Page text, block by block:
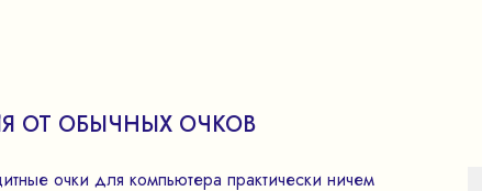
ОТ ОБЫЧНЫХ ОЧКОВ
очки для компьютера практически ничем